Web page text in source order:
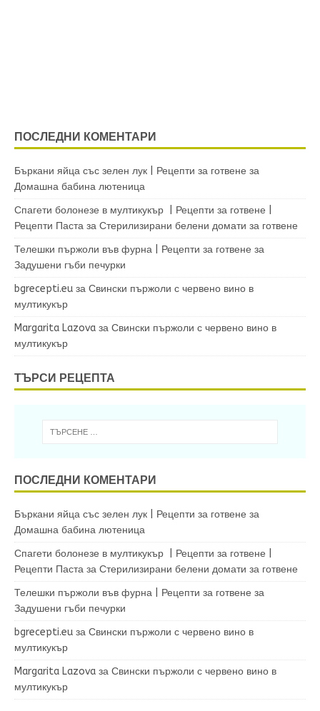
ПОСЛЕДНИ КОМЕНТАРИ
Бъркани яйца със зелен лук | Рецепти за готвене за
Домашна бабина лютеница
Спагети болонезе в мултикукър | Рецепти за готвене |
Рецепти Паста за Стерилизирани белени домати за готвене
Телешки пържоли във фурна | Рецепти за готвене за
Задушени гъби печурки
bgrecepti.eu за Свински пържоли с червено вино в
мултикукър
Margarita Lazova за Свински пържоли с червено вино в
мултикукър
ТЪРСИ РЕЦЕПТА
ПОСЛЕДНИ КОМЕНТАРИ
Бъркани яйца със зелен лук | Рецепти за готвене за
Домашна бабина лютеница
Спагети болонезе в мултикукър | Рецепти за готвене |
Рецепти Паста за Стерилизирани белени домати за готвене
Телешки пържоли във фурна | Рецепти за готвене за
Задушени гъби печурки
bgrecepti.eu за Свински пържоли с червено вино в
мултикукър
Margarita Lazova за Свински пържоли с червено вино в
мултикукър